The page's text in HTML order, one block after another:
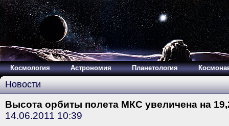
Космология Астрономия Планетология
Новости
Высота орбиты полета МКС увеличена на
14.06.2011 10:39